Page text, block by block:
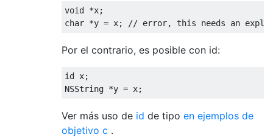
void *x;
char *y = x; // error, this needs an
Por el contrario, es posible con id:
id x;
NSString *y = x;
Ver más uso de id de tipo en ejemplos de
objetivo c .